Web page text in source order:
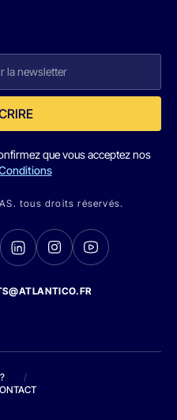
que vous acceptez nos
tous droits réservés.
/